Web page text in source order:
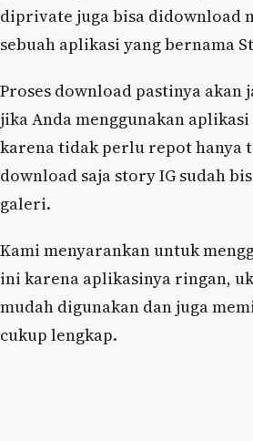
diprivate juga bisa didownload
sebuah aplikasi yang bernama
Proses download pastinya akan
jika Anda menggunakan
karena tidak perlu repot hanya
download saja story IG sudah
galeri.
Kami menyarankan untuk
ini karena aplikasinya ringan,
mudah digunakan dan juga
cukup lengkap.